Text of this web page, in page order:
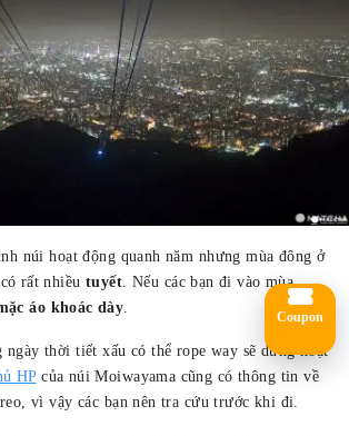
núi hoạt động quanh năm nhưng mùa đông ở
có rất nhiềutuyết. Nếu các bạn đi vào mùa
áo khoác dày.
ngày thời tiết xấu có thể rope way sẽ dừng hoạt
HPcủa núi Moiwayama cũng có thông tin về
vì vậy các bạn nên tra cứu trước khi đi.
Coupon